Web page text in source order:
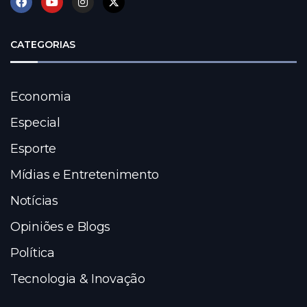
CATEGORIAS
Economia
Especial
Esporte
Mídias e Entretenimento
Notícias
Opiniões e Blogs
Política
Tecnologia & Inovação